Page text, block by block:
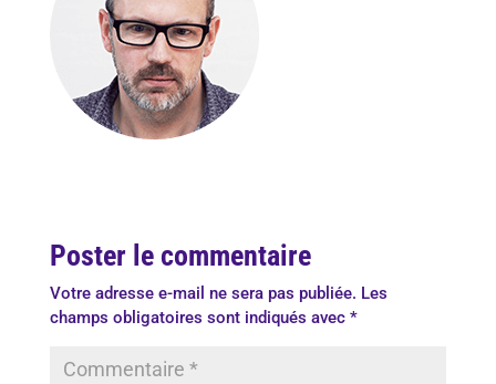
Poster le commentaire
Votre adresse e-mail ne sera pas publiée. Les
champs obligatoires sont indiqués avec *